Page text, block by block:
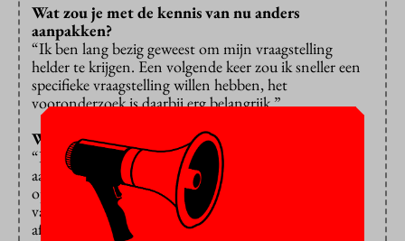
Wat zou je met de kennis van nu anders
aanpakken?
“Ik ben lang bezig geweest om mijn vraagstelling
helder te krijgen. Een volgende keer zou ik sneller een
specifieke vraagstelling willen hebben, het
vooronderzoek is daarbij erg belangrijk.”
Wat was je grootste ontdekking?
“Dat vrouwen die zich na lang verblijf in Nederland
aan een westerse manier van leven hebben aangepast,
op grond van het Europees Verdrag voor de Rechten
van de Mens mogelijk toch geen verblijf kunnen
afdwingen. Dat zou kunnen betekenen dat zij de